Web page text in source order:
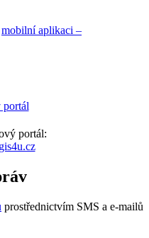
mobilní aplikaci –
portál:
prostřednictvím SMS a e-mailů